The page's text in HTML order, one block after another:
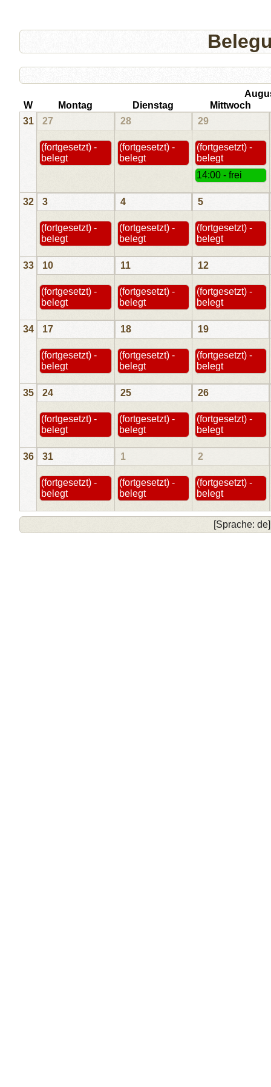
W
Montag Dienstag
Mittwoch
31
27
(fortgesetzt) -
belegt
28
(fortgesetzt) -
belegt
29
(fortgesetzt) -
belegt
14:00 - frei
32 3
(fortgesetzt) -
belegt
4
(fortgesetzt) -
belegt
5
(fortgesetzt) -
belegt
33 10
(fortgesetzt) -
belegt
11
(fortgesetzt) -
belegt
12
(fortgesetzt) -
belegt
34 17
(fortgesetzt) -
belegt
18
(fortgesetzt) -
belegt
19
(fortgesetzt) -
belegt
35 24
(fortgesetzt) -
belegt
25
(fortgesetzt) -
belegt
26
(fortgesetzt) -
belegt
36 31
(fortgesetzt) -
belegt
1
(fortgesetzt) -
belegt
2
(fortgesetzt) -
belegt
[Sprache: